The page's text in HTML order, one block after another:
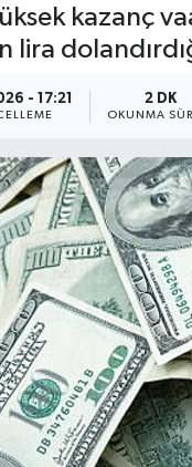
kazanç
lira
- 17:21 2 DK
OKUNMA